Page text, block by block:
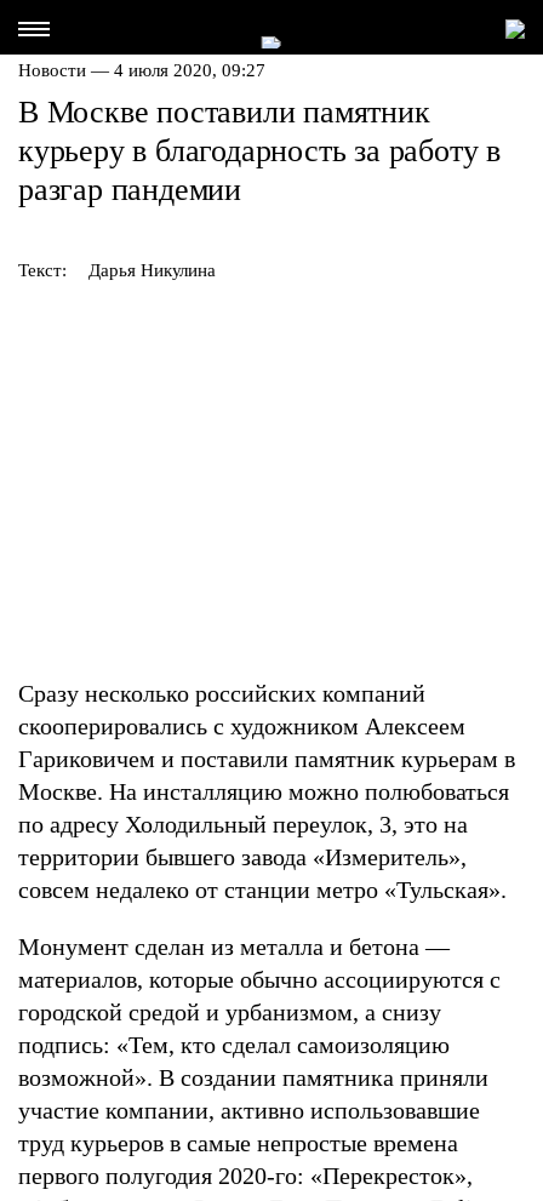
Новости — 4 июля 2020, 09:27
В Москве поставили памятник
курьеру в благодарность за работу в
разгар пандемии
Текст: Дарья Никулина
Сразу несколько российских компаний
скооперировались с художником Алексеем
Гариковичем и поставили памятник курьерам в
Москве. На инсталляцию можно полюбоваться
по адресу Холодильный переулок, 3, это на
территории бывшего завода «Измеритель»,
совсем недалеко от станции метро «Тульская».
Монумент сделан из металла и бетона —
материалов, которые обычно ассоциируются с
городской средой и урбанизмом, а снизу
подпись: «Тем, кто сделал самоизоляцию
возможной». В создании памятника приняли
участие компании, активно использовавшие
труд курьеров в самые непростые времена
первого полугодия 2020-го: «Перекресток»,